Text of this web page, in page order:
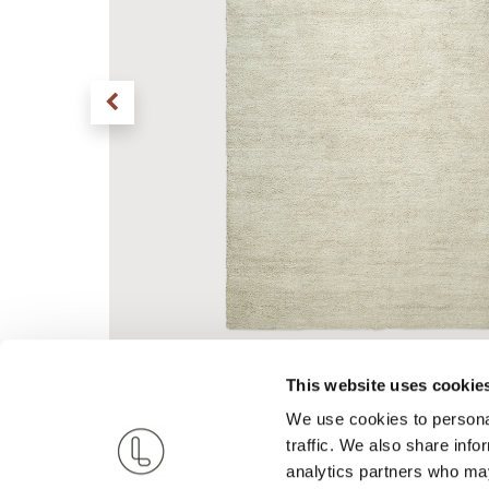
This website uses
We use cookies to
traffic. We also share
analytics partners who